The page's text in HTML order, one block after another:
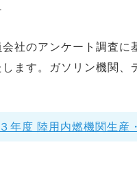
会社のアンケート調査
します。ガソリン機関
年度 陸用内燃機関生産